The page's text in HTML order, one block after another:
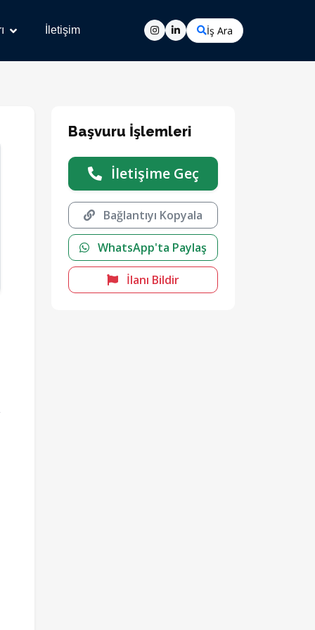
İletişim İş Ara
Başvuru İşlemleri
İletişime Geç
Bağlantıyı Kopyala
WhatsApp'ta Paylaş
İlanı Bildir